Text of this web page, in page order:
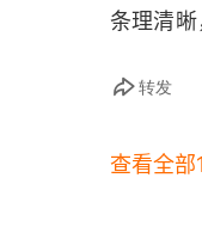
条理清晰
转发
查看全部